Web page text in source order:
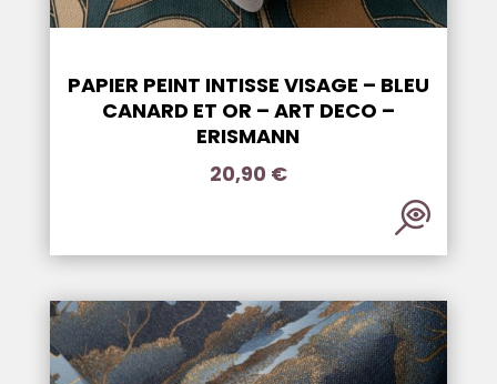
PAPIER PEINT INTISSE VISAGE – BLEU
CANARD ET OR – ART DECO –
ERISMANN
20,90 €